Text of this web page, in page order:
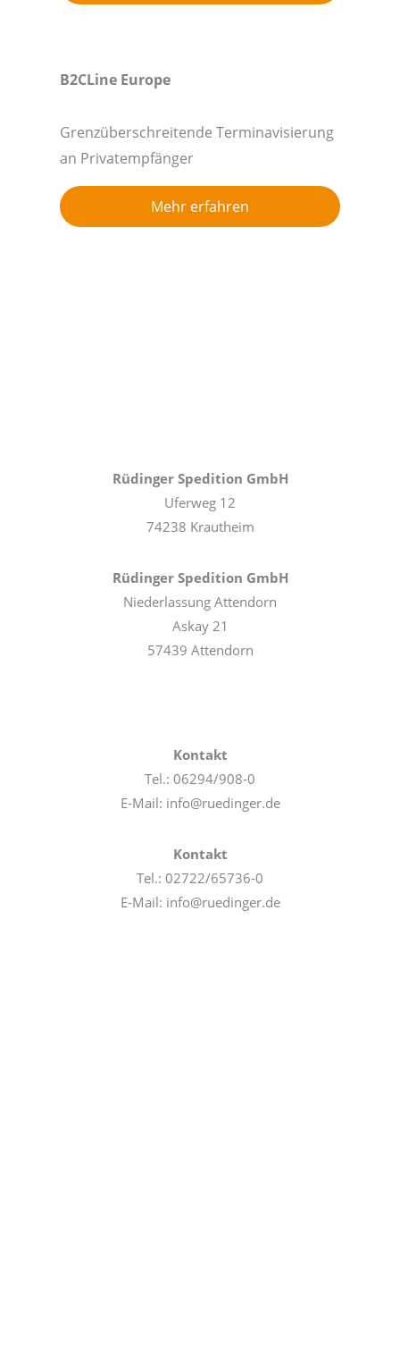
B2CLine Europe
Grenzüberschreitende Terminavisierung
an Privatempfänger
Mehr erfahren
Rüdinger Spedition GmbH
Uferweg 12
74238 Krautheim
Rüdinger Spedition GmbH
Niederlassung Attendorn
Askay 21
57439 Attendorn
Kontakt
Tel.: 06294/908-0
E-Mail: info@ruedinger.de
Kontakt
Tel.: 02722/65736-0
E-Mail: info@ruedinger.de